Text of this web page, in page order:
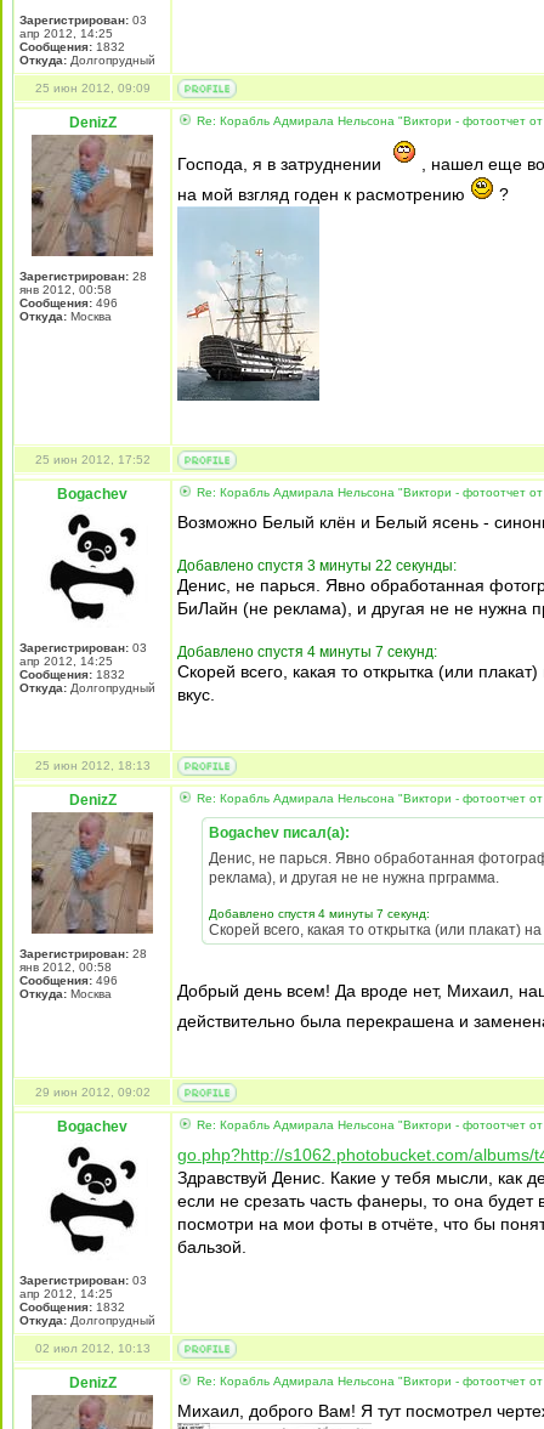
Зарегистрирован: 03
апр 2012, 14:25
Сообщения: 1832
Откуда: Долгопрудный
25 июн 2012, 09:09
DenizZ
Зарегистрирован: 28
янв 2012, 00:58
Сообщения: 496
Откуда: Москва
Re: Корабль Адмирала Нельсона "Виктори - фотоотчет от
Господа, я в затруднении
, нашел еще
на мой взгляд годен к расмотрению
?
25 июн 2012, 17:52
Bogachev
Зарегистрирован: 03
апр 2012, 14:25
Сообщения: 1832
Откуда: Долгопрудный
Re: Корабль Адмирала Нельсона "Виктори - фотоотчет от
Возможно Белый клён и Белый ясень -
Добавлено спустя 3 минуты 22 секунды:
Денис, не парься. Явно обработанная
БиЛайн (не реклама), и другая не не нужна
Добавлено спустя 4 минуты 7 секунд:
Скорей всего, какая то открытка (или
вкус.
25 июн 2012, 18:13
DenizZ
Зарегистрирован: 28
янв 2012, 00:58
Сообщения: 496
Откуда: Москва
Re: Корабль Адмирала Нельсона "Виктори - фотоотчет от
Bogachev писал(а):
Денис, не парься. Явно обработанная
реклама), и другая не не нужна прграмма.
Добавлено спустя 4 минуты 7 секунд:
Скорей всего, какая то открытка (или плакат)
Добрый день всем! Да вроде нет, Михаил,
действительно была перекрашена и
29 июн 2012, 09:02
Bogachev
Зарегистрирован: 03
апр 2012, 14:25
Сообщения: 1832
Откуда: Долгопрудный
Re: Корабль Адмирала Нельсона "Виктори - фотоотчет от
go.php?http://s1062.photobucket.com/
Здравствуй Денис. Какие у тебя мысли, как
если не срезать часть фанеры, то она
посмотри на мои фоты в отчёте, что бы
бальзой.
02 июл 2012, 10:13
DenizZ Re: Корабль Адмирала Нельсона "Виктори - фотоотчет от
Михаил, доброго Вам! Я тут посмотрел